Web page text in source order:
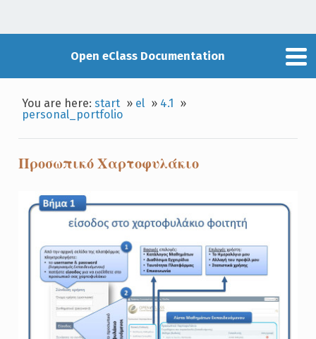
Open eClass Documentation
You are here:start » el » 4.1 »
personal_portfolio
Προσωπικό Χαρτοφυλάκιο